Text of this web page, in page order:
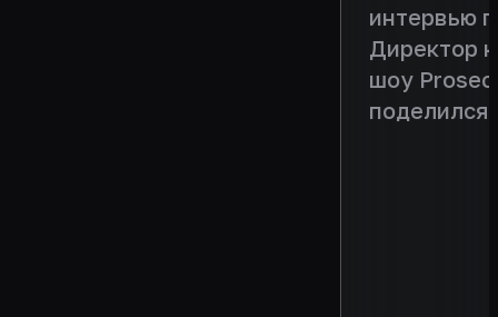
интервью
Директор
шоу
поделился